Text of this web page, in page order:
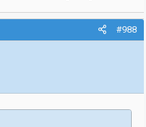
#988